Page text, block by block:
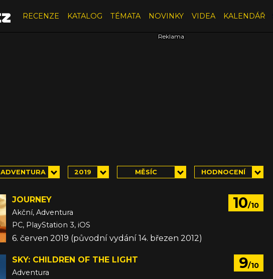
RECENZE KATALOG TÉMATA NOVINKY VIDEA KALENDÁŘ
ADVENTURA 2019 MĚSÍC HODNOCENÍ
10/10
JOURNEY
Akční, Adventura
PC, PlayStation 3, iOS
6. červen 2019 (původní vydání 14. březen 2012)
9/10
SKY: CHILDREN OF THE LIGHT
Adventura